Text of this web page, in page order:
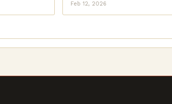
Feb 12, 2026